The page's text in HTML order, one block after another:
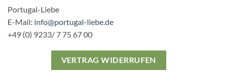
Portugal-Liebe
E-Mail: info@portugal-liebe.de
+49 (0) 9233/ 7 75 67 00
VERTRAG WIDERRUFEN